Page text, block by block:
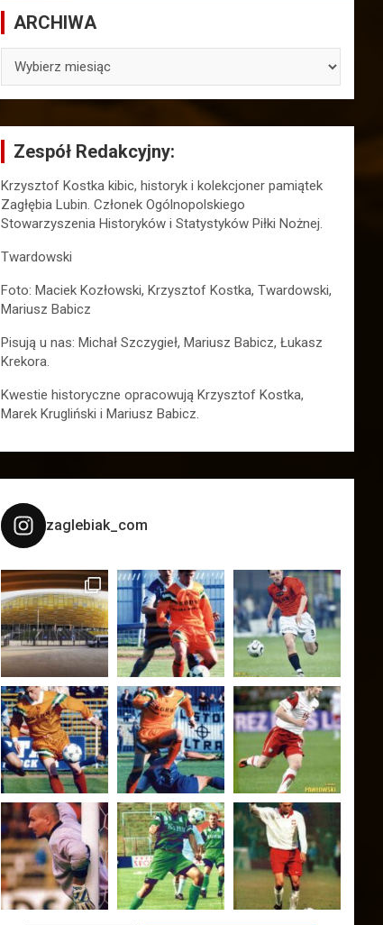
ARCHIWA
Zespół Redakcyjny:
Krzysztof Kostka kibic, historyk i kolekcjoner pamiątek
Zagłębia Lubin. Członek Ogólnopolskiego
Stowarzyszenia Historyków i Statystyków Piłki Nożnej.
Twardowski
Foto: Maciek Kozłowski, Krzysztof Kostka, Twardowski,
Mariusz Babicz
Pisują u nas: Michał Szczygieł, Mariusz Babicz, Łukasz
Krekora.
Kwestie historyczne opracowują Krzysztof Kostka,
Marek Krugliński i Mariusz Babicz.
zaglebiak_com